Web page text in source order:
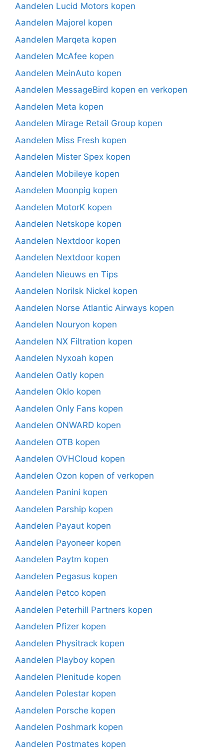
Aandelen Lucid Motors kopen
Aandelen Majorel kopen
Aandelen Marqeta kopen
Aandelen McAfee kopen
Aandelen MeinAuto kopen
Aandelen MessageBird kopen en verkopen
Aandelen Meta kopen
Aandelen Mirage Retail Group kopen
Aandelen Miss Fresh kopen
Aandelen Mister Spex kopen
Aandelen Mobileye kopen
Aandelen Moonpig kopen
Aandelen MotorK kopen
Aandelen Netskope kopen
Aandelen Nextdoor kopen
Aandelen Nextdoor kopen
Aandelen Nieuws en Tips
Aandelen Norilsk Nickel kopen
Aandelen Norse Atlantic Airways kopen
Aandelen Nouryon kopen
Aandelen NX Filtration kopen
Aandelen Nyxoah kopen
Aandelen Oatly kopen
Aandelen Oklo kopen
Aandelen Only Fans kopen
Aandelen ONWARD kopen
Aandelen OTB kopen
Aandelen OVHCloud kopen
Aandelen Ozon kopen of verkopen
Aandelen Panini kopen
Aandelen Parship kopen
Aandelen Payaut kopen
Aandelen Payoneer kopen
Aandelen Paytm kopen
Aandelen Pegasus kopen
Aandelen Petco kopen
Aandelen Peterhill Partners kopen
Aandelen Pfizer kopen
Aandelen Physitrack kopen
Aandelen Playboy kopen
Aandelen Plenitude kopen
Aandelen Polestar kopen
Aandelen Porsche kopen
Aandelen Poshmark kopen
Aandelen Postmates kopen